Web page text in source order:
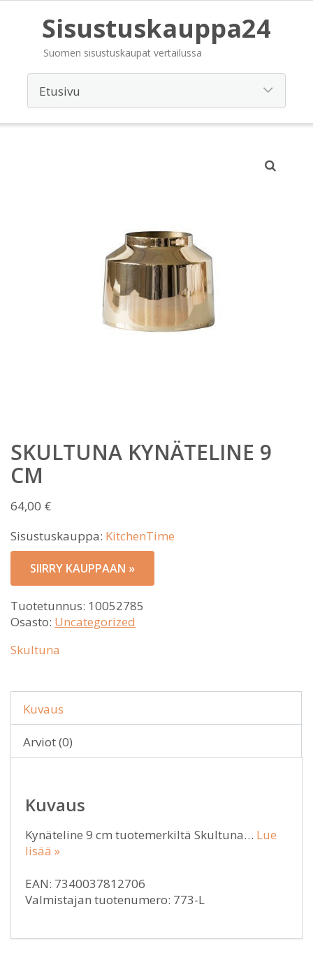
Sisustuskauppa24
Suomen sisustuskaupat vertailussa
SKULTUNA KYNÄTELINE 9
CM
64,00 €
Sisustuskauppa: KitchenTime
SIIRRY KAUPPAAN »
Tuotetunnus: 10052785
Osasto: Uncategorized
Skultuna
Kuvaus
Arviot (0)
Kuvaus
Kynäteline 9 cm tuotemerkiltä Skultuna… Lue
lisää »
EAN: 7340037812706
Valmistajan tuotenumero: 773-L